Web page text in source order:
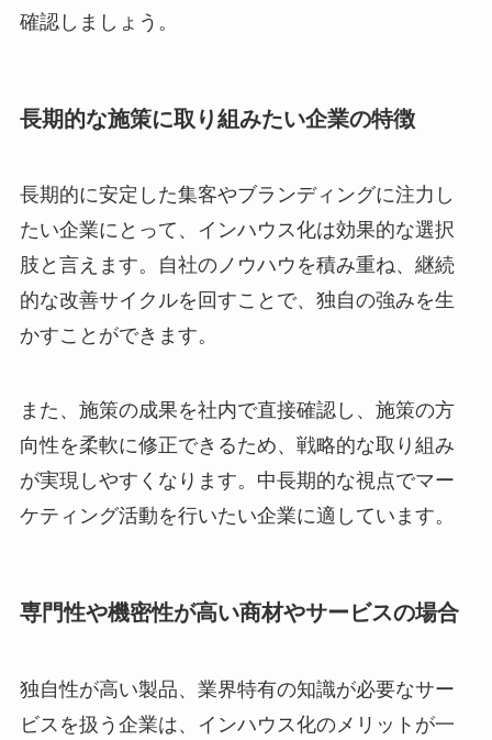
確認しましょう。
長期的な施策に取り組みたい企業の特徴
長期的に安定した集客やブランディングに注力し
たい企業にとって、インハウス化は効果的な選択
肢と言えます。自社のノウハウを積み重ね、継続
的な改善サイクルを回すことで、独自の強みを生
かすことができます。
また、施策の成果を社内で直接確認し、施策の方
向性を柔軟に修正できるため、戦略的な取り組み
が実現しやすくなります。中長期的な視点でマー
ケティング活動を行いたい企業に適しています。
専門性や機密性が高い商材やサービスの場合
独自性が高い製品、業界特有の知識が必要なサー
ビスを扱う企業は、インハウス化のメリットが一